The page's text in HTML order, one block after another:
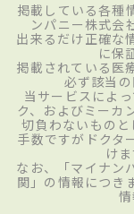
掲載している各種
ンパニー株式会
出来るだけ正確な
に保
掲載されている医
必ず該当
当サービスによ
ク、およびミーカ
切負わないもの
手数ですがドクタ
け
なお、「マイナン
関」の情報につき